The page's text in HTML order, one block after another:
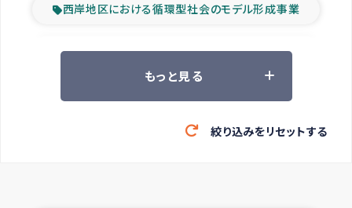
西岸地区における循環型社会のモデル形成事業
ツアー参加者の声
緊急救援の時代
もっと見る
絞り込みをリセットする